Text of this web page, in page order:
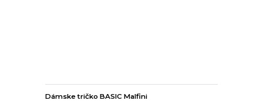
Dámske tričko BASIC Malfini